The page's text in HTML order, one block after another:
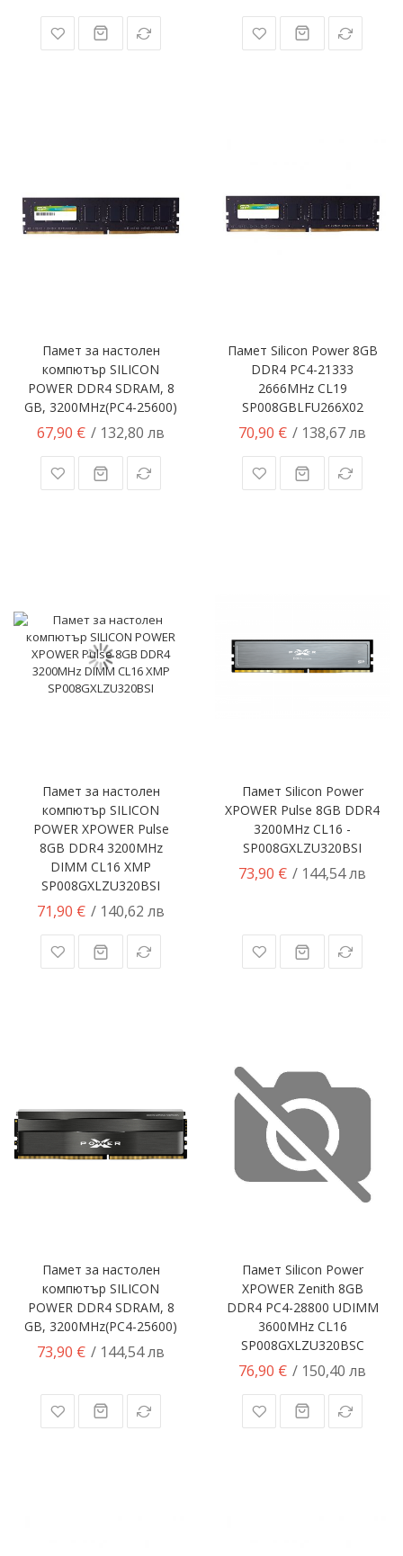
Памет за настолен
компютър SILICON
POWER DDR4 SDRAM, 8
GB, 3200MHz(PC4-25600)
67,90 € / 132,80 лв
Памет Silicon Power 8GB
DDR4 PC4-21333
2666MHz CL19
SP008GBLFU266X02
70,90 € / 138,67 лв
Памет за настолен
компютър SILICON
POWER XPOWER Pulse
8GB DDR4 3200MHz
DIMM CL16 XMP
SP008GXLZU320BSI
71,90 € / 140,62 лв
Памет Silicon Power
XPOWER Pulse 8GB DDR4
3200MHz CL16 -
SP008GXLZU320BSI
73,90 € / 144,54 лв
Памет за настолен
компютър SILICON
POWER DDR4 SDRAM, 8
GB, 3200MHz(PC4-25600)
73,90 € / 144,54 лв
Памет Silicon Power
XPOWER Zenith 8GB
DDR4 PC4-28800 UDIMM
3600MHz CL16
SP008GXLZU320BSC
76,90 € / 150,40 лв